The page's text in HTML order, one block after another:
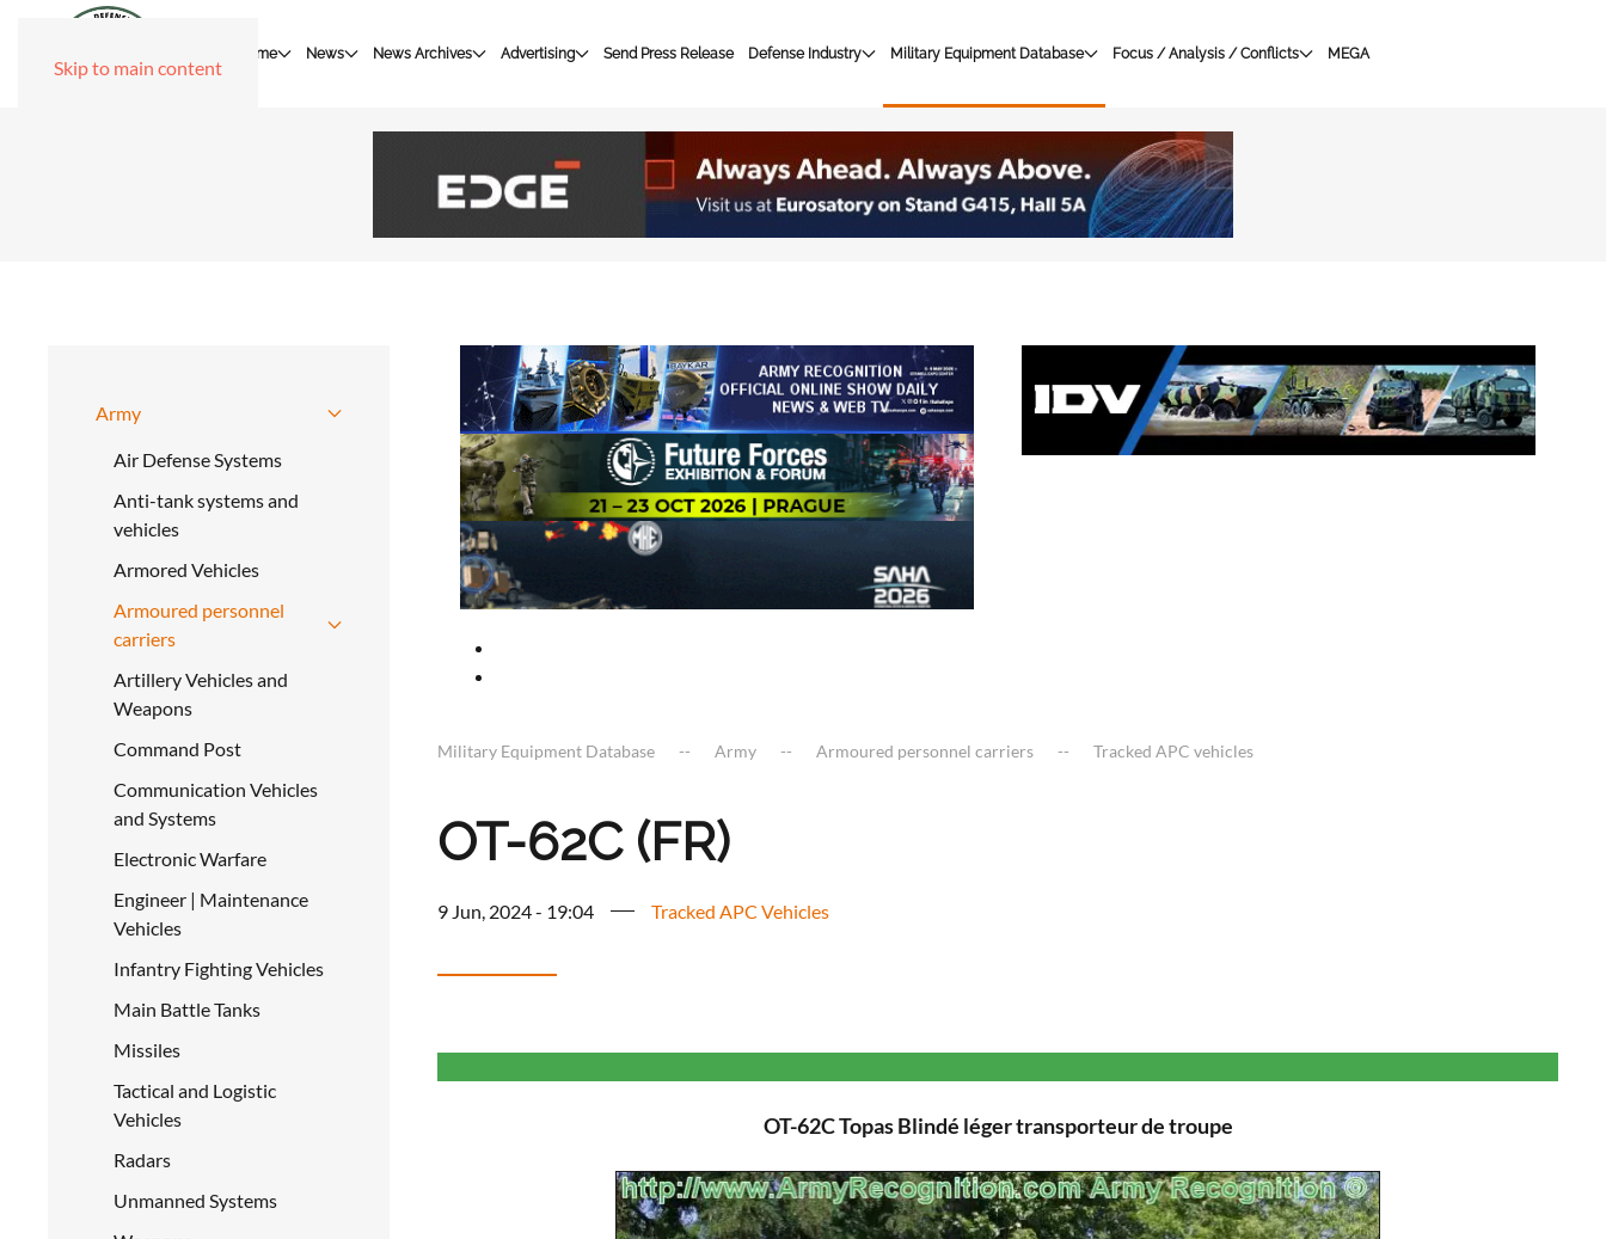
Skip to main content
Home News News Archives Advertising Send Press Release Defense Industry Military Equipment Database Focus / Analysis / Conflicts MEGA
Army
Air Defense Systems
Anti-tank systems and
vehicles
Armored Vehicles
Armoured personnel
carriers
Artillery Vehicles and
Weapons
Command Post
Communication Vehicles
and Systems
Electronic Warfare
Engineer | Maintenance
Vehicles
Infantry Fighting Vehicles
Main Battle Tanks
Missiles
Tactical and Logistic
Vehicles
Radars
Unmanned Systems
Military Equipment Database Army Armoured personnel carriers Tracked APC vehicles
OT-62C (FR)
9 Jun, 2024 - 19:04 Tracked APC Vehicles
OT-62C Topas Blindé léger transporteur de troupe